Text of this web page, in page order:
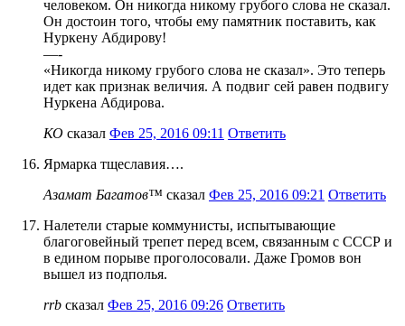
человеком. Он никогда никому грубого слова не сказал.
Он достоин того, чтобы ему памятник поставить, как
Нуркену Абдирову!
—-
«Никогда никому грубого слова не сказал». Это теперь
идет как признак величия. А подвиг сей равен подвигу
Нуркена Абдирова.
КО сказал Фев 25, 2016 09:11 Ответить
Ярмарка тщеславия….
Азамат Багатов™ сказал Фев 25, 2016 09:21 Ответить
Налетели старые коммунисты, испытывающие
благоговейный трепет перед всем, связанным с СССР и
в едином порыве проголосовали. Даже Громов вон
вышел из подполья.
rrb сказал Фев 25, 2016 09:26 Ответить